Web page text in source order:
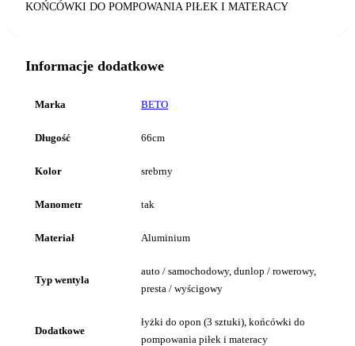
KOŃCÓWKI DO POMPOWANIA PIŁEK I MATERACY
Informacje dodatkowe
Marka BETO
Długość 66cm
Kolor srebrny
Manometr tak
Materiał Aluminium
Typ wentyla
auto / samochodowy, dunlop / rowerowy,
presta / wyścigowy
Dodatkowe
łyżki do opon (3 sztuki), końcówki do
pompowania piłek i materacy